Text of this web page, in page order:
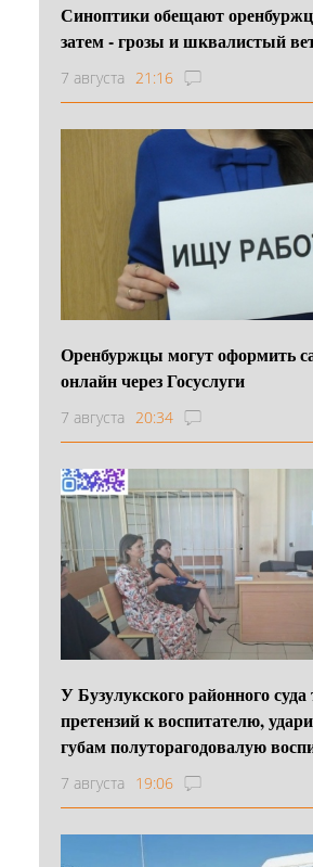
Синоптики обещают
затем - грозы и шквалистый
7 августа 21:16
Оренбуржцы могут оформить
онлайн через Госуслуги
7 августа 20:34
У Бузулукского районного
претензий к воспитателю,
губам полуторагодовалую
7 августа 19:06